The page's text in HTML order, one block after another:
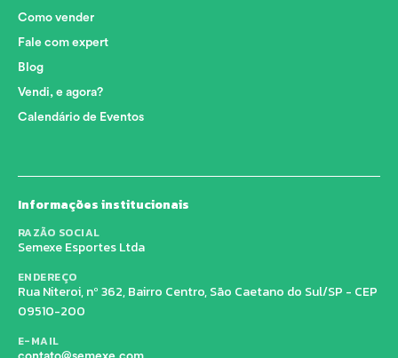
Como vender
Fale com expert
Blog
Vendi, e agora?
Calendário de Eventos
Informações institucionais
RAZÃO SOCIAL
Semexe Esportes Ltda
ENDEREÇO
Rua Niteroi, nº 362, Bairro Centro, São Caetano do Sul/SP - CEP
09510-200
E-MAIL